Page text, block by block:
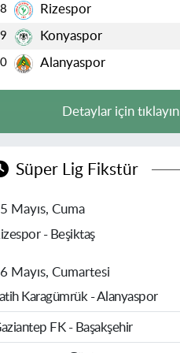
8 Rizespor
9 Konyaspor
Alanyaspor
Detaylar için tıklayın
Süper Lig Fikstür
Mayıs, Cuma
- Beşiktaş
Mayıs, Cumartesi
Karagümrük - Alanyaspor
FK - Başakşehir